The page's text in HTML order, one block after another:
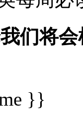
我们将
}}